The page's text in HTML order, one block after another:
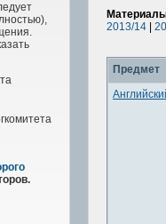
2013/14
Предмет